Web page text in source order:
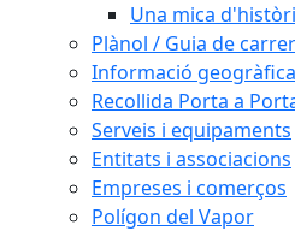
Una mica
Plànol / Guia de
Informació geogràfica
Recollida Porta a
Serveis i equipaments
Entitats i associacions
Empreses i comerços
Polígon del Vapor